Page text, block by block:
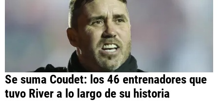
Se suma Coudet: los 46 entrenadores que
tuvo River a lo largo de su historia